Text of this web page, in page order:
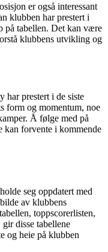
er også interessant
klubben har prestert i
på tabellen. Det kan være
klubbens utvikling og
har prestert i de siste
form og momentum, noe
Å følge med på
kan forvente i kommende
seg oppdatert med
av klubbens
toppscorerlisten,
disse tabellene
og heie på klubben